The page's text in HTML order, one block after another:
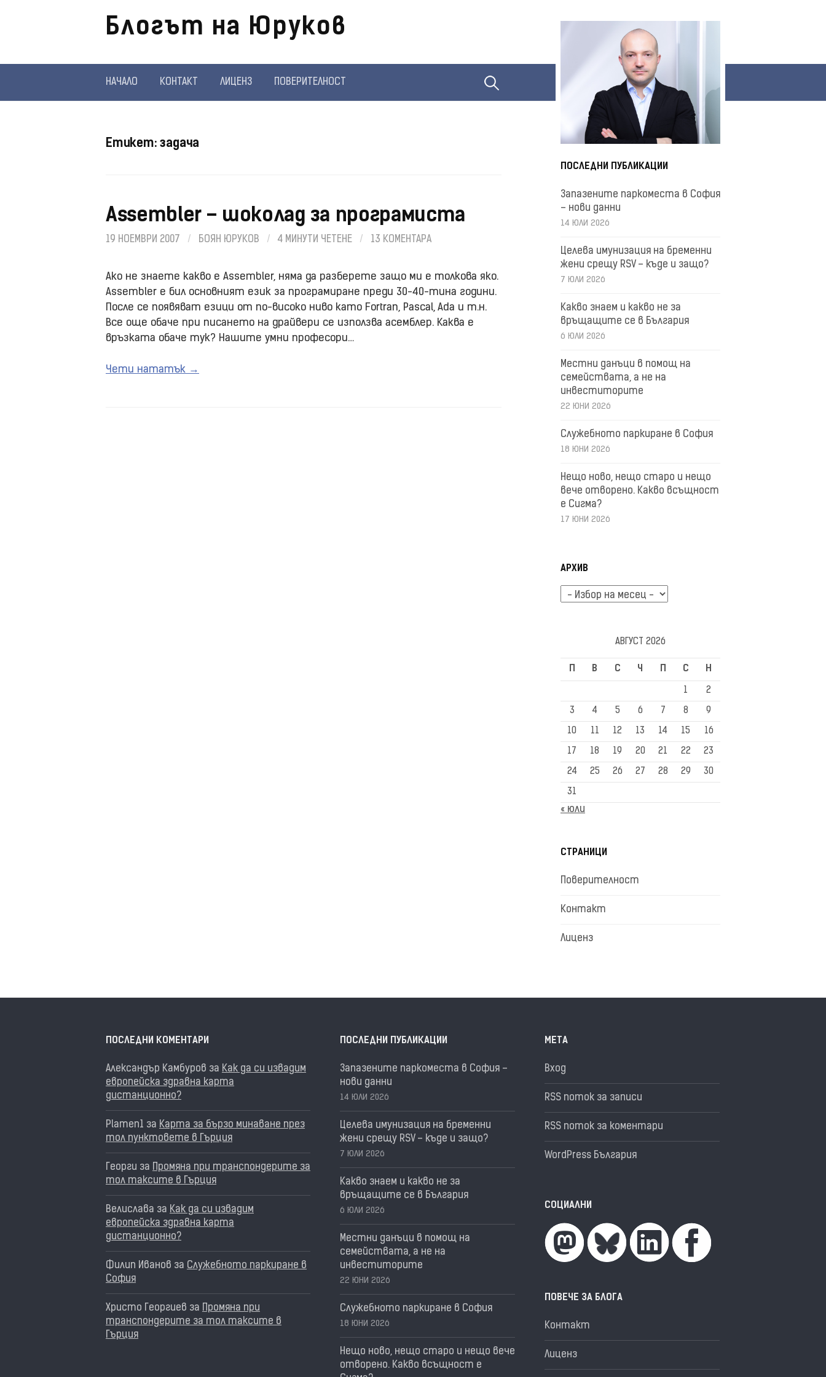
Блогът на Юруков
НАЧАЛО КОНТАКТ ЛИЦЕНЗ ПОВЕРИТЕЛНОСТ Търсене
Етикет:задача
Assembler – шоколад за програмиста
19 НОЕМВРИ 2007 / БОЯН ЮРУКОВ / 4 МИНУТИ ЧЕТЕНЕ / 13 КОМЕНТАРА
Ако не знаете какво е Assembler, няма да разберете защо ми е толкова яко.
Assembler е бил основният език за програмиране преди 30-40-тина години.
После се появяват езици от по-високо ниво като Fortran, Pascal, Ada и т.н.
Все още обаче при писането на драйвери се използва асемблер. Каква е
връзката обаче тук? Нашите умни професори…
Чети нататък →
ПОСЛЕДНИ ПУБЛИКАЦИИ
Запазените паркоместа в София
– нови данни
14 ЮЛИ 2026
Целева имунизация на бременни
жени срещу RSV – къде и защо?
7 ЮЛИ 2026
Какво знаем и какво не за
връщащите се в България
6 ЮЛИ 2026
Местни данъци в помощ на
семействата, а не на
инвеститорите
22 ЮНИ 2026
Служебното паркиране в София
18 ЮНИ 2026
Нещо ново, нещо старо и нещо
вече отворено. Какво всъщност
е Сигма?
17 ЮНИ 2026
АРХИВ
Архив
АВГУСТ 2026
В С Ч С Н
1 2
3 4 5 6 7 8 9
10 11 12 13 14 15 16
17 18 19 20 21 22 23
24 25 26 27 28 29 30
31
« юли
СТРАНИЦИ
Поверителност
Контакт
Лиценз
ПОСЛЕДНИ КОМЕНТАРИ
Александър Камбуров за Как да си извадим
европейска здравна карта
дистанционно?
Plamen1 за Карта за бързо минаване през
тол пунктовете в Гърция
Георги за
Промяна при транспондерите за
тол таксите в Гърция
Велислава за Как да си извадим
европейска здравна карта
дистанционно?
Филип Иванов за Служебното паркиране в
София
Христо Георгиев за
Промяна при
транспондерите за тол таксите в
Гърция
ПОСЛЕДНИ ПУБЛИКАЦИИ
Запазените паркоместа в София –
нови данни
14 ЮЛИ 2026
Целева имунизация на бременни
жени срещу RSV – къде и защо?
7 ЮЛИ 2026
Какво знаем и какво не за
връщащите се в България
6 ЮЛИ 2026
Местни данъци в помощ на
семействата, а не на
инвеститорите
22 ЮНИ 2026
Служебното паркиране в София
18 ЮНИ 2026
Нещо ново, нещо старо и нещо вече
отворено. Какво всъщност е
МЕТА
Вход
RSS поток за записи
RSS поток за коментари
WordPress България
СОЦИАЛНИ
ПОВЕЧЕ ЗА БЛОГА
Контакт
Лиценз